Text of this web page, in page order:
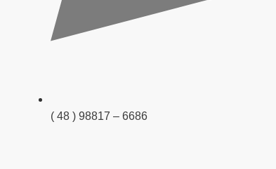
( 48 ) 98817 – 6686